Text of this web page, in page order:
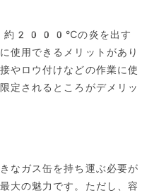
、約2000℃の炎を出す
使用できるメリットがあり
やロウ付けなどの作業に使
定されるところがデメリッ
なガス缶を持ち運ぶ必要が
大の魅力です。ただし、容